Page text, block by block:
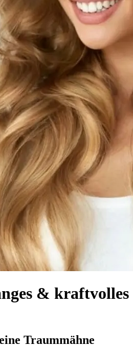
& kraftvolles
Traummähne